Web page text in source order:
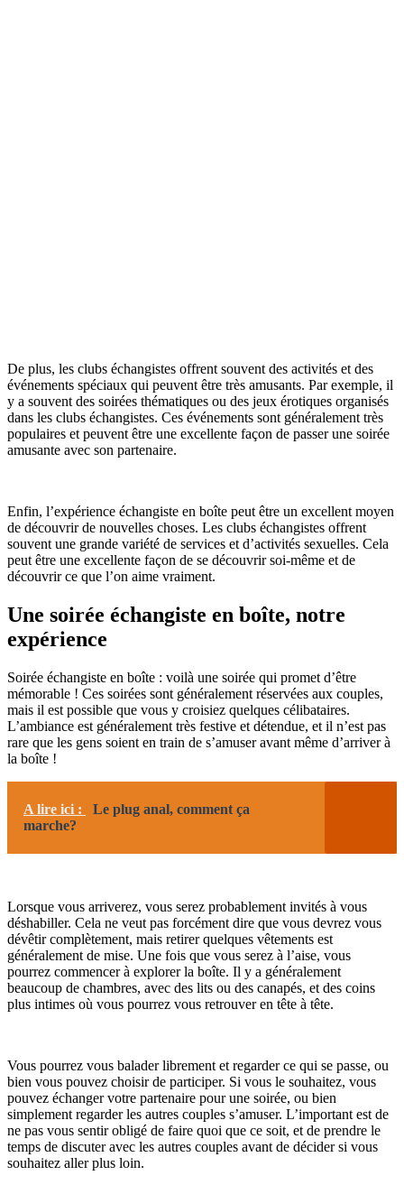
De plus, les clubs échangistes offrent souvent des activités et des
événements spéciaux qui peuvent être très amusants. Par exemple, il
y a souvent des soirées thématiques ou des jeux érotiques organisés
dans les clubs échangistes. Ces événements sont généralement très
populaires et peuvent être une excellente façon de passer une soirée
amusante avec son partenaire.
Enfin, l’expérience échangiste en boîte peut être un excellent moyen
de découvrir de nouvelles choses. Les clubs échangistes offrent
souvent une grande variété de services et d’activités sexuelles. Cela
peut être une excellente façon de se découvrir soi-même et de
découvrir ce que l’on aime vraiment.
Une soirée échangiste en boîte, notre
expérience
Soirée échangiste en boîte : voilà une soirée qui promet d’être
mémorable ! Ces soirées sont généralement réservées aux couples,
mais il est possible que vous y croisiez quelques célibataires.
L’ambiance est généralement très festive et détendue, et il n’est pas
rare que les gens soient en train de s’amuser avant même d’arriver à
la boîte !
A lire ici :
Le plug anal, comment ça
marche?
Lorsque vous arriverez, vous serez probablement invités à vous
déshabiller. Cela ne veut pas forcément dire que vous devrez vous
dévêtir complètement, mais retirer quelques vêtements est
généralement de mise. Une fois que vous serez à l’aise, vous
pourrez commencer à explorer la boîte. Il y a généralement
beaucoup de chambres, avec des lits ou des canapés, et des coins
plus intimes où vous pourrez vous retrouver en tête à tête.
Vous pourrez vous balader librement et regarder ce qui se passe, ou
bien vous pouvez choisir de participer. Si vous le souhaitez, vous
pouvez échanger votre partenaire pour une soirée, ou bien
simplement regarder les autres couples s’amuser. L’important est de
ne pas vous sentir obligé de faire quoi que ce soit, et de prendre le
temps de discuter avec les autres couples avant de décider si vous
souhaitez aller plus loin.